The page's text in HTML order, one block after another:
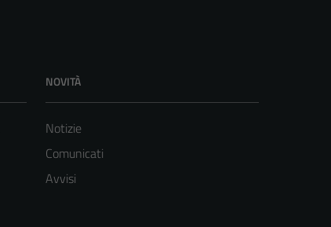
NOVITÀ
Notizie
Comunicati
Avvisi